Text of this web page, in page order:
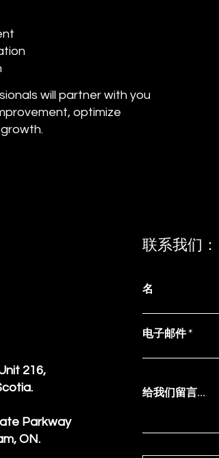
will partner with you
optimize
216,
Parkway
ON.
联系我们：
名
电子邮件
给我们留言...